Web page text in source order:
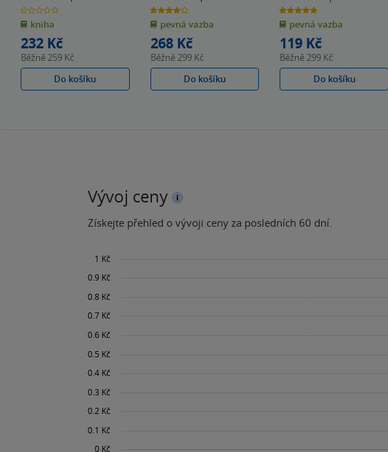
0.0
z
5
hvězdiček
kniha
232 Kč
Běžně259 Kč
Do košíku
4.0
z
5
hvězdiček
pevná vazba
268 Kč
Běžně299 Kč
Do košíku
5.0
z
5
hvězdiček
pevná vazba
119 Kč
Běžně299 Kč
Do košíku
Vývoj ceny
Získejte přehled o vývoji ceny za posledních 60 dní.